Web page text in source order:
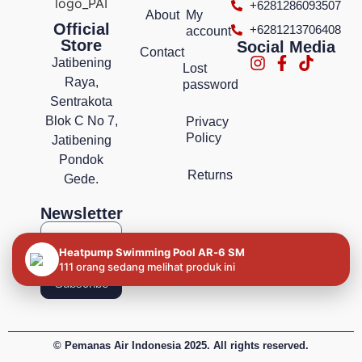
Official
Store
Jatibening
Raya,
Sentrakota
Blok C No 7,
Jatibening
Pondok
Gede.
Newsletter
Subscribe
About
Contact
My
account
Lost
password
Privacy
Policy
Returns
+6281286093507
+6281213706408
Social Media
© Pemanas Air Indonesia 2025. All rights reserved.
Heatpump Swimming Pool AR‐6 SM
111 orang sedang melihat produk ini